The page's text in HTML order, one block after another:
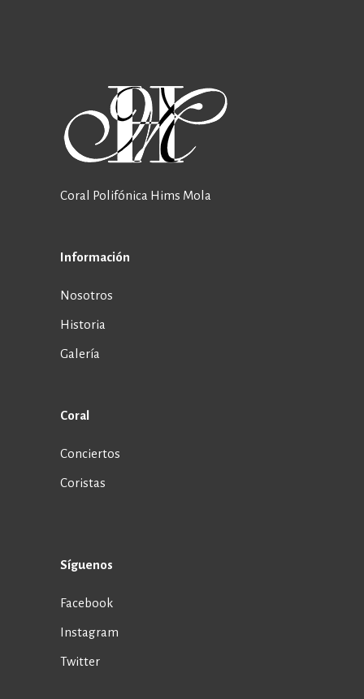
Coral Polifónica Hims Mola
Información
Nosotros
Historia
Galería
Coral
Conciertos
Coristas
Síguenos
Facebook
Instagram
Twitter